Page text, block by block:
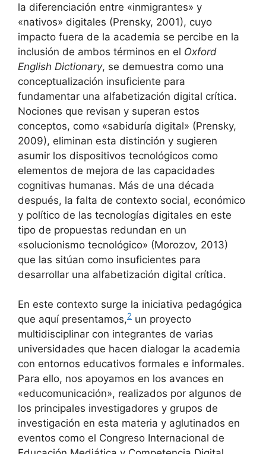
la diferenciación entre «inmigrantes» y
«nativos» digitales (Prensky, 2001), cuyo
impacto fuera de la academia se percibe en la
inclusión de ambos términos en el Oxford
English Dictionary, se demuestra como una
conceptualización insuficiente para
fundamentar una alfabetización digital crítica.
Nociones que revisan y superan estos
conceptos, como «sabiduría digital» (Prensky,
2009), eliminan esta distinción y sugieren
asumir los dispositivos tecnológicos como
elementos de mejora de las capacidades
cognitivas humanas. Más de una década
después, la falta de contexto social, económico
y político de las tecnologías digitales en este
tipo de propuestas redundan en un
«solucionismo tecnológico» (Morozov, 2013)
que las sitúan como insuficientes para
desarrollar una alfabetización digital crítica.
En este contexto surge la iniciativa pedagógica
que aquí presentamos,2 un proyecto
multidisciplinar con integrantes de varias
universidades que hacen dialogar la academia
con entornos educativos formales e informales.
Para ello, nos apoyamos en los avances en
«educomunicación», realizados por algunos de
los principales investigadores y grupos de
investigación en esta materia y aglutinados en
eventos como el Congreso Internacional de